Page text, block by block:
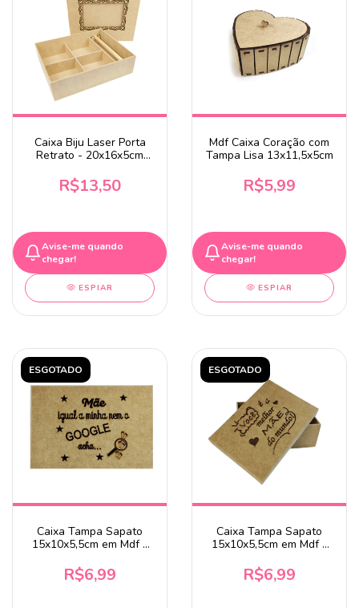
Caixa Biju Laser Porta
Retrato - 20x16x5cm
R$13,50
Avise-me quando
chegar!
ESPIAR
Mdf Caixa Coração com
Tampa Lisa 13x11,5x5cm
R$5,99
Avise-me quando
chegar!
ESPIAR
ESGOTADO
Caixa Tampa Sapato
15x10x5,5cm em Mdf -
o Google Acha
R$6,99
ESGOTADO
Caixa Tampa Sapato
15x10x5,5cm em Mdf -
Mundo
R$6,99